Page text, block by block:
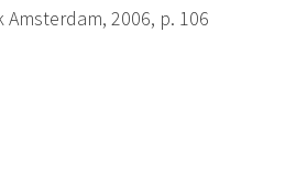
Amsterdam, 2006, p. 106